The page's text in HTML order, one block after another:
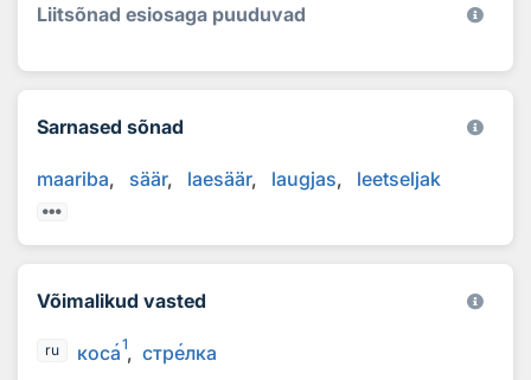
Liitsõnad esiosaga puuduvad
Sarnased sõnad
maariba säär laesäär laugjas leetseljak
Võimalikud vasted
ru коса1 стрелка